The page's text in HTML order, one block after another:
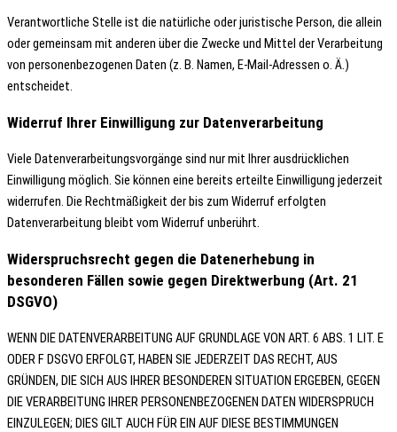
Verantwortliche Stelle ist die natürliche oder juristische Person, die allein
oder gemeinsam mit anderen über die Zwecke und Mittel der Verarbeitung
von personenbezogenen Daten (z. B. Namen, E-Mail-Adressen o. Ä.)
entscheidet.
Widerruf Ihrer Einwilligung zur Datenverarbeitung
Viele Datenverarbeitungsvorgänge sind nur mit Ihrer ausdrücklichen
Einwilligung möglich. Sie können eine bereits erteilte Einwilligung jederzeit
widerrufen. Die Rechtmäßigkeit der bis zum Widerruf erfolgten
Datenverarbeitung bleibt vom Widerruf unberührt.
Widerspruchsrecht gegen die Datenerhebung in
besonderen Fällen sowie gegen Direktwerbung (Art. 21
DSGVO)
WENN DIE DATENVERARBEITUNG AUF GRUNDLAGE VON ART. 6 ABS. 1 LIT. E
ODER F DSGVO ERFOLGT, HABEN SIE JEDERZEIT DAS RECHT, AUS
GRÜNDEN, DIE SICH AUS IHRER BESONDEREN SITUATION ERGEBEN, GEGEN
DIE VERARBEITUNG IHRER PERSONENBEZOGENEN DATEN WIDERSPRUCH
EINZULEGEN; DIES GILT AUCH FÜR EIN AUF DIESE BESTIMMUNGEN